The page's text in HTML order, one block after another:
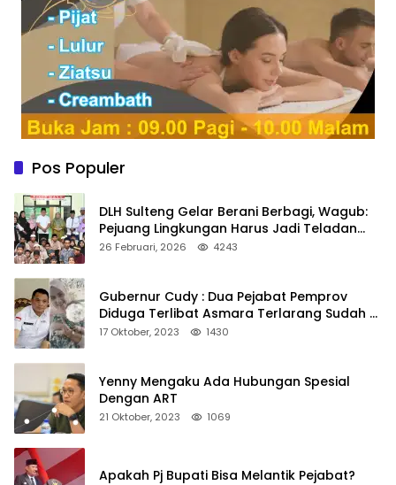
Pos Populer
DLH Sulteng Gelar Berani Berbagi, Wagub:
Pejuang Lingkungan Harus Jadi Teladan
Kepedulian
26 Februari, 2026 4243
Gubernur Cudy : Dua Pejabat Pemprov
Diduga Terlibat Asmara Terlarang Sudah di
Non Job
17 Oktober, 2023 1430
Yenny Mengaku Ada Hubungan Spesial
Dengan ART
21 Oktober, 2023 1069
Apakah Pj Bupati Bisa Melantik Pejabat?